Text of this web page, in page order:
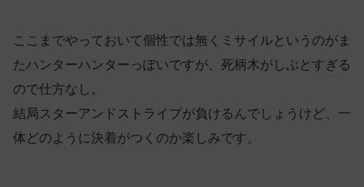
ここまでやっておいて個性では無くミサイルというのがま
たハンターハンターっぽいですが、死柄木がしぶとすぎる
ので仕方なし。
結局スターアンドストライプが負けるんでしょうけど、一
体どのように決着がつくのか楽しみです。